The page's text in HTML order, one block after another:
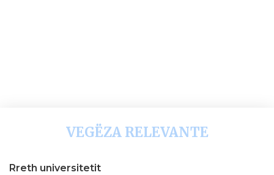
VEGËZA RELEVANTE
Rreth universitetit